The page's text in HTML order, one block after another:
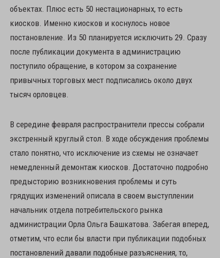
объектах. Плюс есть 50 нестационарных, то есть
киосков. Именно киосков и коснулось новое
постановление. Из 50 планируется исключить 29. Сразу
после публикации документа в администрацию
поступило обращение, в котором за сохранение
привычных торговых мест подписались около двух
тысяч орловцев.
В середине февраля распространители прессы собрали
экстренный круглый стол. В ходе обсуждения проблемы
стало понятно, что исключение из схемы не означает
немедленный демонтаж киосков. Достаточно подробно
предысторию возникновения проблемы и суть
грядущих изменений описала в своем выступлении
начальник отдела потребительского рынка
администрации Орла Ольга Башкатова. Забегая вперед,
отметим, что если бы власти при публикации подобных
постановлений давали подобные разъяснения, то,